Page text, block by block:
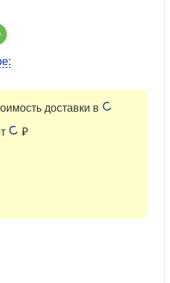
доставки в
₽